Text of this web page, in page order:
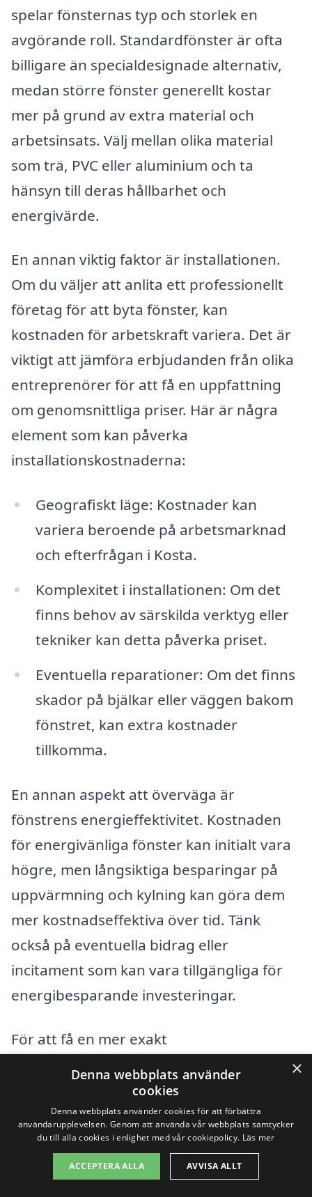
spelar fönsternas typ och storlek en
avgörande roll. Standardfönster är ofta
billigare än specialdesignade alternativ,
medan större fönster generellt kostar
mer på grund av extra material och
arbetsinsats. Välj mellan olika material
som trä, PVC eller aluminium och ta
hänsyn till deras hållbarhet och
energivärde.
En annan viktig faktor är installationen.
Om du väljer att anlita ett professionellt
företag för att byta fönster, kan
kostnaden för arbetskraft variera. Det är
viktigt att jämföra erbjudanden från olika
entreprenörer för att få en uppfattning
om genomsnittliga priser. Här är några
element som kan påverka
installationskostnaderna:
Geografiskt läge: Kostnader kan
variera beroende på arbetsmarknad
och efterfrågan i Kosta.
Komplexitet i installationen: Om det
finns behov av särskilda verktyg eller
tekniker kan detta påverka priset.
Eventuella reparationer: Om det finns
skador på bjälkar eller väggen bakom
fönstret, kan extra kostnader
tillkomma.
En annan aspekt att överväga är
fönstrens energieffektivitet. Kostnaden
för energivänliga fönster kan initialt vara
högre, men långsiktiga besparingar på
uppvärmning och kylning kan göra dem
mer kostnadseffektiva över tid. Tänk
också på eventuella bidrag eller
incitament som kan vara tillgängliga för
energibesparande investeringar.
För att få en mer exakt
kostnadsuppskattning för att byta fönster
i Kosta kan det vara klokt att använda en
plattform som xn--byta-fnster-pris-
rwb.se. Här kan du enkelt få erbjudanden
från olika lokala företag och jämföra
×
Denna webbplats använder
cookies
Denna webbplats använder cookies för att förbättra
användarupplevelsen. Genom att använda vår webbplats samtycker
du till alla cookies i enlighet med vår cookiepolicy. Läs mer
ACCEPTERA ALLA AVVISA ALLT